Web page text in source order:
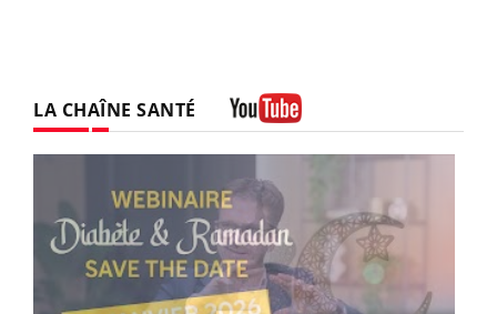
LA CHAÎNE SANTÉ